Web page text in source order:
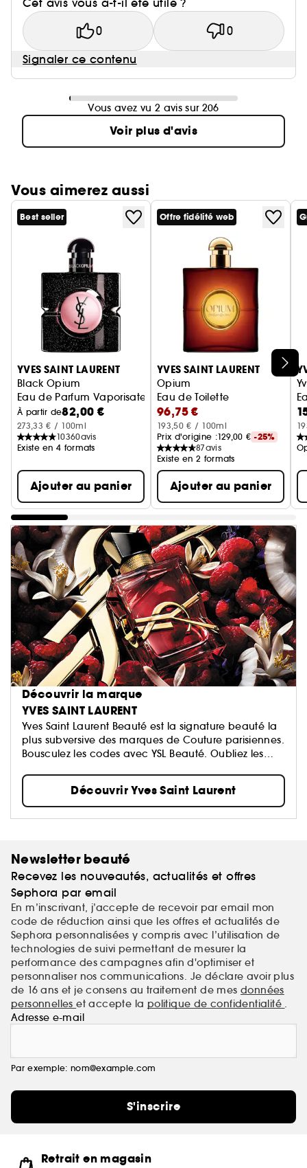
Cet avis vous a-t-il été utile ?
0 0
Signaler ce contenu
Vous avez vu 2 avis sur 206
Voir plus d'avis
Vous aimerez aussi
Ignorer le carrousel produits
Best seller
YVES SAINT LAURENT
Black Opium
Eau de Parfum Vaporisateur
À partir de82,00 €
273,33 € / 100ml
10360avis
Existe en 4 formats
Ajouter au panier
Offre fidélité web
YVES SAINT LAURENT
Opium
Eau de Toilette
96,75 €
193,50 € / 100ml
Prix d'origine :129,00 € -25%
87avis
Existe en 2 formats
Ajouter au panier
Découvrir la marque
YVES SAINT LAURENT
Yves Saint Laurent Beauté est la signature beauté la
plus subversive des marques de Couture parisiennes.
Bousculez les codes avec YSL Beauté. Oubliez les
Découvrir Yves Saint Laurent
Newsletter beauté
Recevez les nouveautés, actualités et offres
Sephora par email
En m’inscrivant, j’accepte de recevoir par email mon
code de réduction ainsi que les offres et actualités de
Sephora personnalisées y compris avec l’utilisation de
technologies de suivi permettant de mesurer la
performance des campagnes afin d'optimiser et
personnaliser nos communications. Je déclare avoir plus
de 16 ans et je consens au traitement de mes données
personnelleset accepte la politique de confidentialité .
Adresse e-mail
Par exemple: nom@example.com
S'inscrire
Retrait en magasin